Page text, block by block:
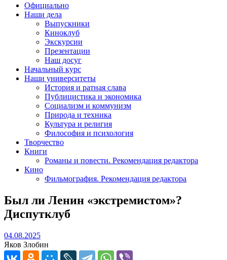
Официально
Наши дела
Выпускники
Киноклуб
Экскурсии
Презентации
Наш досуг
Начальный курс
Наши университеты
История и ратная слава
Публицистика и экономика
Социализм и коммунизм
Природа и техника
Культура и религия
Философия и психология
Творчество
Книги
Романы и повести. Рекомендация редактора
Кино
Фильмография. Рекомендация редактора
Был ли Ленин «экстремистом»?
Диспутклуб
04.08.202504.08.2025
Яков Злобин